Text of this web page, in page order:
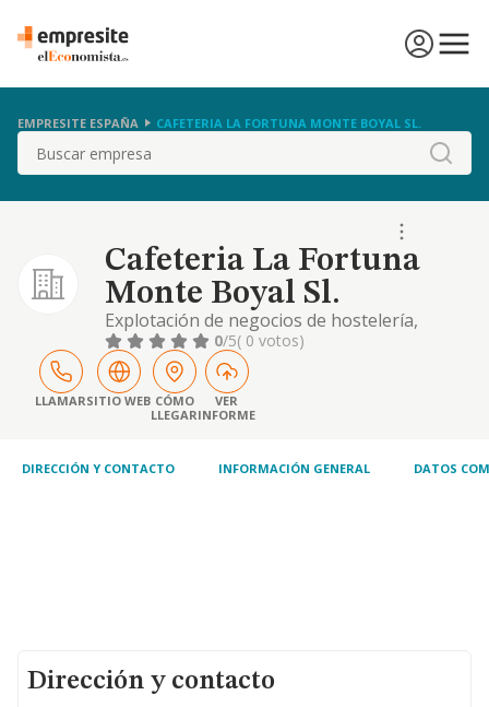
EMPRESITE ESPAÑA CAFETERIA LA FORTUNA MONTE BOYAL SL.
Buscar
Cafeteria La Fortuna
Monte Boyal Sl.
Explotación de negocios de hostelería,
incluso en servicios fuera de dichos
establecimientos (catering). prestación de
servicios de hospedaje mediante explotación
de hoteles, moteles, hostales, pensiones,
fondas, casas de huéspedes, hoteles-
extrahoteleros
0/5( 0 votos)
LLAMARSITIO WEB CÓMO
LLEGAR
VER
INFORME
DIRECCIÓN Y CONTACTO INFORMACIÓN GENERAL DATOS
Dirección y contacto